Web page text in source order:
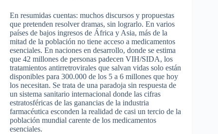
En resumidas cuentas: muchos discursos y propuestas
que pretenden resolver dramas, sin lograrlo. En varios
países de bajos ingresos de África y Asia, más de la
mitad de la población no tiene acceso a medicamentos
esenciales. En naciones en desarrollo, donde se estima
que 42 millones de personas padecen VIH/SIDA, los
tratamientos antirretrovirales que salvan vidas solo están
disponibles para 300.000 de los 5 a 6 millones que hoy
los necesitan. Se trata de una paradoja sin respuesta de
un sistema sanitario internacional donde las cifras
estratosféricas de las ganancias de la industria
farmacéutica esconden la realidad de casi un tercio de la
población mundial carente de los medicamentos
esenciales.